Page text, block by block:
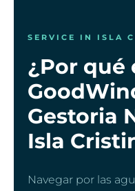
SERVICE IN ISLA
¿Por qué
Gestoria
Isla
Navegar por las